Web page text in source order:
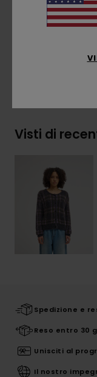
Composizione
Visti di
Spedizione e
Reso entro 30
Unisciti al
Il nostro